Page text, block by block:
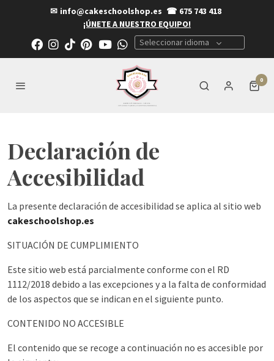
✉ info@cakeschoolshop.es ☎ 675 743 418
¡ÚNETE A NUESTRO EQUIPO!
Seleccionar idioma
0
Declaración de
Accesibilidad
La presente declaración de accesibilidad se aplica al sitio web
cakeschoolshop.es
SITUACIÓN DE CUMPLIMIENTO
Este sitio web está parcialmente conforme con el RD
1112/2018 debido a las excepciones y a la falta de conformidad
de los aspectos que se indican en el siguiente punto.
CONTENIDO NO ACCESIBLE
El contenido que se recoge a continuación no es accesible por